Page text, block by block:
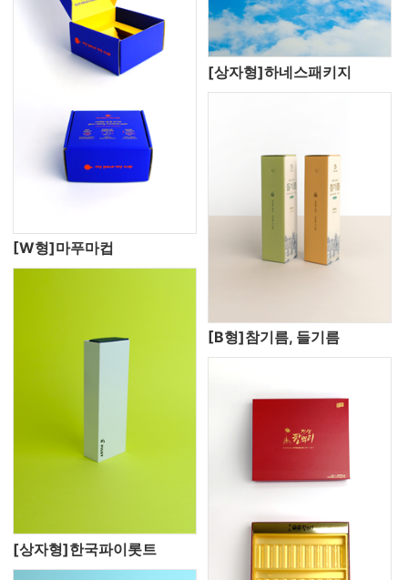
[W형]마푸마컵
[상자형]하네스패키지
[상자형]한국파이롯트
[B형]참기름, 들기름